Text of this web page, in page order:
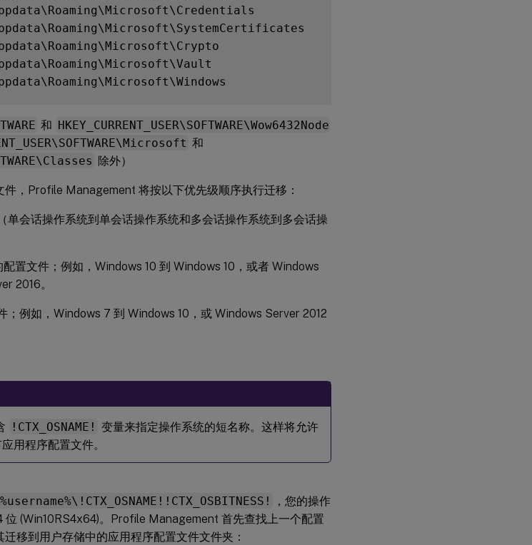
和 HKEY_CURRENT_USER\SOFTWARE\Wow6432Node
和
除外）
，Profile Management 将按以下优先级顺序执行迁移：
单会话操作系统到单会话操作系统和多会话操作系统到多会话操
置文件；例如，Windows 10 到 Windows 10，或者 Windows
2016。
；例如，Windows 7 到 Windows 10，或 Windows Server 2012
!CTX_OSNAME! 变量来指定操作系统的短名称。这样将允许
用程序配置文件。
，您的操作
位 (Win10RS4x64)。Profile Management 首先查找上一个配置
移到用户存储中的应用程序配置文件文件夹：